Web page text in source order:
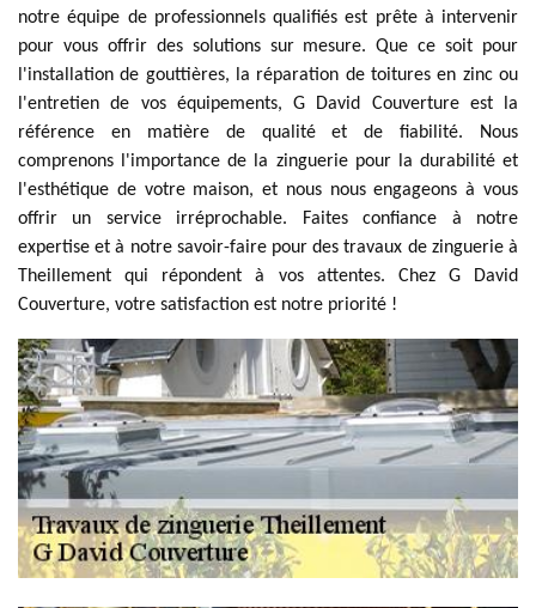
notre équipe de professionnels qualifiés est prête à intervenir
pour vous offrir des solutions sur mesure. Que ce soit pour
l'installation de gouttières, la réparation de toitures en zinc ou
l'entretien de vos équipements, G David Couverture est la
référence en matière de qualité et de fiabilité. Nous
comprenons l'importance de la zinguerie pour la durabilité et
l'esthétique de votre maison, et nous nous engageons à vous
offrir un service irréprochable. Faites confiance à notre
expertise et à notre savoir-faire pour des travaux de zinguerie à
Theillement qui répondent à vos attentes. Chez G David
Couverture, votre satisfaction est notre priorité !